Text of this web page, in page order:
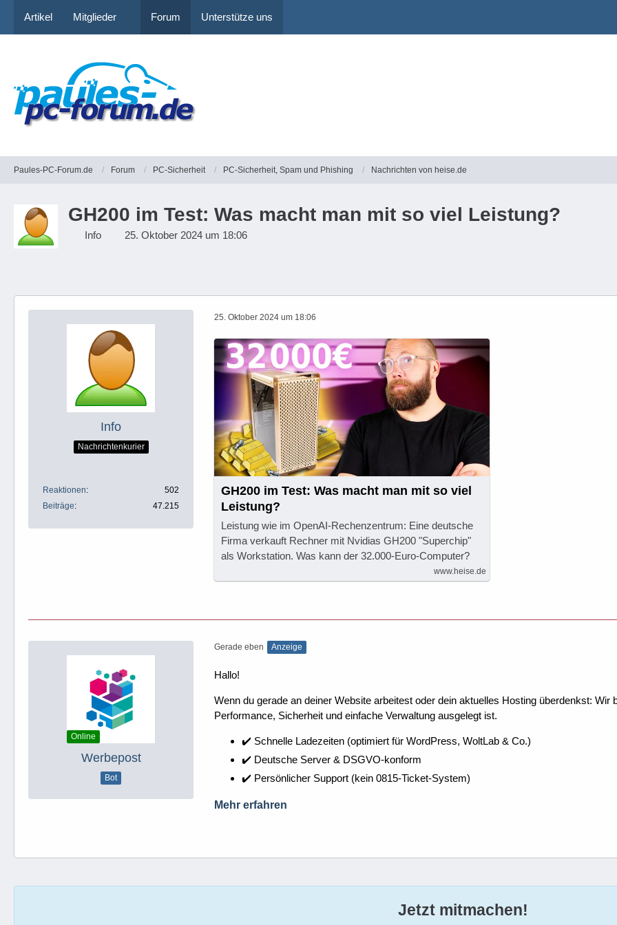
Artikel Mitglieder Forum Unterstütze uns
Paules-PC-Forum.de Forum PC-Sicherheit PC-Sicherheit, Spam und Phishing Nachrichten von heise.de
GH200 im Test: Was macht man mit so viel Leistung?
Info 25. Oktober 2024 um 18:06
Info
Nachrichtenkurier
Reaktionen
502
Beiträge
47.215
25. Oktober 2024 um 18:06
GH200 im Test: Was macht man mit so viel
Leistung?
Leistung wie im OpenAI-Rechenzentrum: Eine deutsche
Firma verkauft Rechner mit Nvidias GH200 "Superchip"
als Workstation. Was kann der 32.000-Euro-Computer?
www.heise.de
Online
Werbepost
Bot
Gerade eben Anzeige
Hallo!
Wenn du gerade an deiner Website arbeitest oder dein aktuelles Hosting überdenkst:
Performance, Sicherheit und einfache Verwaltung ausgelegt ist.
✔️ Schnelle Ladezeiten (optimiert für WordPress, WoltLab & Co.)
✔️ Deutsche Server & DSGVO-konform
✔️ Persönlicher Support (kein 0815-Ticket-System)
Mehr erfahren
Jetzt mitmachen!